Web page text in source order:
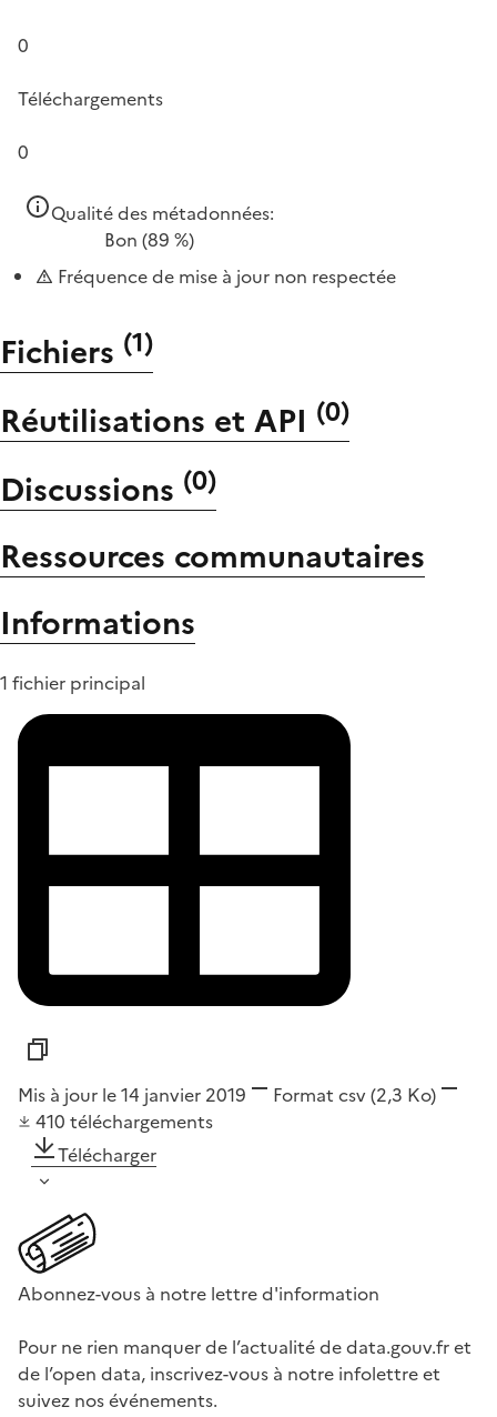
0
Téléchargements
0
Qualité des métadonnées:
Bon (89 %)
Fréquence de mise à jour non respectée
Fichiers (1)
Réutilisations et API (0)
Discussions (0)
Ressources communautaires
Informations
1 fichier principal
Mis à jour le 14 janvier 2019 Format csv(2,3 Ko)
410 téléchargements
Télécharger
Abonnez-vous à notre lettre d'information
Pour ne rien manquer de l’actualité de data.gouv.fr et
de l’open data, inscrivez-vous à notre infolettre et
suivez nos événements.